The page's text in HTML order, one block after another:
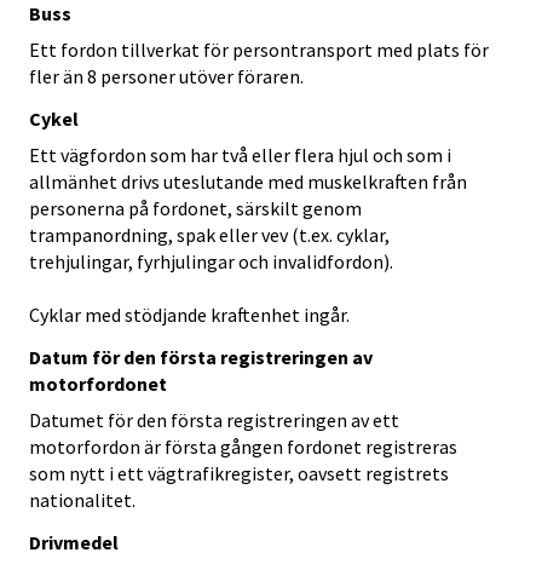
Buss
Ett fordon tillverkat för persontransport med plats för
fler än 8 personer utöver föraren.
Cykel
Ett vägfordon som har två eller flera hjul och som i
allmänhet drivs uteslutande med muskelkraften från
personerna på fordonet, särskilt genom
trampanordning, spak eller vev (t.ex. cyklar,
trehjulingar, fyrhjulingar och invalidfordon).
Cyklar med stödjande kraftenhet ingår.
Datum för den första registreringen av
motorfordonet
Datumet för den första registreringen av ett
motorfordon är första gången fordonet registreras
som nytt i ett vägtrafikregister, oavsett registrets
nationalitet.
Drivmedel